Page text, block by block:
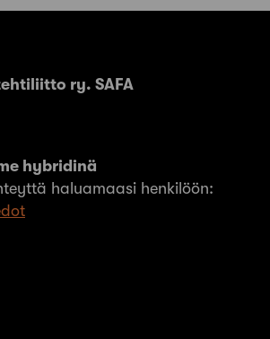
ry. SAFA
hybridinä
haluamaasi henkilöön: